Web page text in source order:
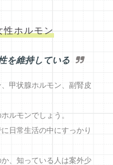
性ホルモン
を維持している
甲状腺ホルモン、副腎皮
ルモンでしょう。
日常生活の中にすっかり
、知っている人は案外少